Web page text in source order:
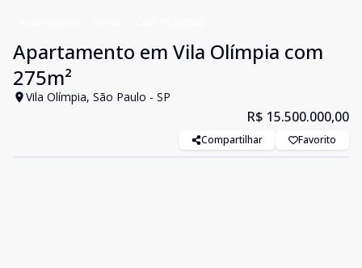
Apartamento em Vila Olímpia com
275m²
Vila Olímpia, São Paulo - SP
R$ 15.500.000,00
Compartilhar Favorito